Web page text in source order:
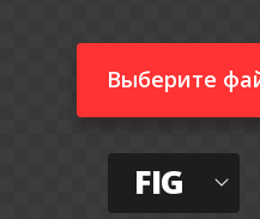
Выберите
FIG